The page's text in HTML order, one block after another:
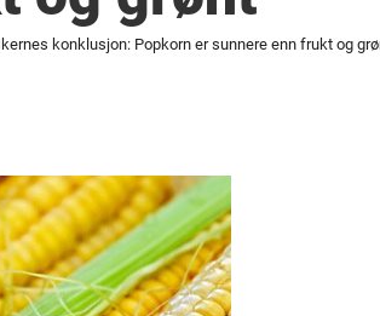
konklusjon: Popkorn er sunnere enn frukt og